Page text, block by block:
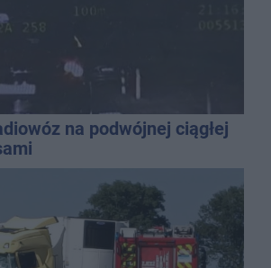
na podwójnej ciągłej